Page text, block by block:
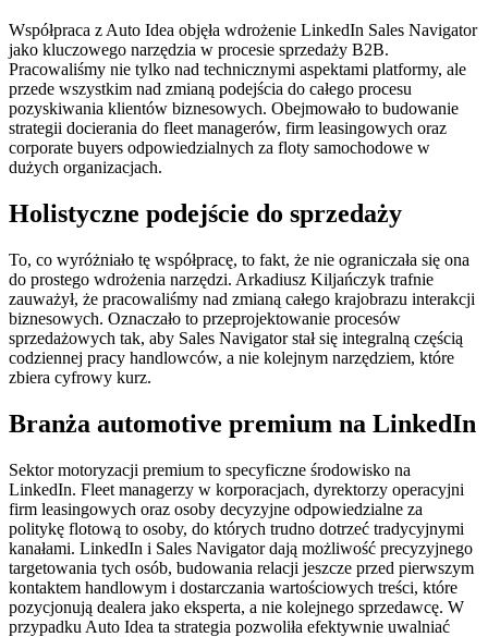
Współpraca z Auto Idea objęła wdrożenie LinkedIn Sales Navigator
jako kluczowego narzędzia w procesie sprzedaży B2B.
Pracowaliśmy nie tylko nad technicznymi aspektami platformy, ale
przede wszystkim nad zmianą podejścia do całego procesu
pozyskiwania klientów biznesowych. Obejmowało to budowanie
strategii docierania do fleet managerów, firm leasingowych oraz
corporate buyers odpowiedzialnych za floty samochodowe w
dużych organizacjach.
Holistyczne podejście do sprzedaży
To, co wyróżniało tę współpracę, to fakt, że nie ograniczała się ona
do prostego wdrożenia narzędzi. Arkadiusz Kiljańczyk trafnie
zauważył, że pracowaliśmy nad zmianą całego krajobrazu interakcji
biznesowych. Oznaczało to przeprojektowanie procesów
sprzedażowych tak, aby Sales Navigator stał się integralną częścią
codziennej pracy handlowców, a nie kolejnym narzędziem, które
zbiera cyfrowy kurz.
Branża automotive premium na LinkedIn
Sektor motoryzacji premium to specyficzne środowisko na
LinkedIn. Fleet managerzy w korporacjach, dyrektorzy operacyjni
firm leasingowych oraz osoby decyzyjne odpowiedzialne za
politykę flotową to osoby, do których trudno dotrzeć tradycyjnymi
kanałami. LinkedIn i Sales Navigator dają możliwość precyzyjnego
targetowania tych osób, budowania relacji jeszcze przed pierwszym
kontaktem handlowym i dostarczania wartościowych treści, które
pozycjonują dealera jako eksperta, a nie kolejnego sprzedawcę. W
przypadku Auto Idea ta strategia pozwoliła efektywnie uwalniać